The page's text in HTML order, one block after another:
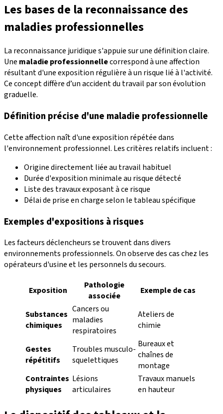
Les bases de la reconnaissance des
maladies professionnelles
La reconnaissance juridique s'appuie sur une définition claire.
Une maladie professionnellecorrespond à une affection
résultant d'une exposition régulière à un risque lié à l'activité.
Ce concept diffère d’un accident du travail par son évolution
graduelle.
Définition précise d'une maladie professionnelle
Cette affection naît d'une exposition répétée dans
l'environnement professionnel. Les critères relatifs incluent :
Origine directement liée au travail habituel
Durée d'exposition minimale au risque détecté
Liste des travaux exposant à ce risque
Délai de prise en charge selon le tableau spécifique
Exemples d'expositions à risques
Les facteurs déclencheurs se trouvent dans divers
environnements professionnels. On observe des cas chez les
opérateurs d'usine et les personnels du secours.
Exposition
Pathologie
associée
Exemple de cas
Substances
chimiques
Cancers ou
maladies
respiratoires
Ateliers de
chimie
Gestes
répétitifs
Troubles musculo-
squelettiques
Bureaux et
chaînes de
montage
Contraintes
physiques
Lésions
articulaires
Travaux manuels
en hauteur